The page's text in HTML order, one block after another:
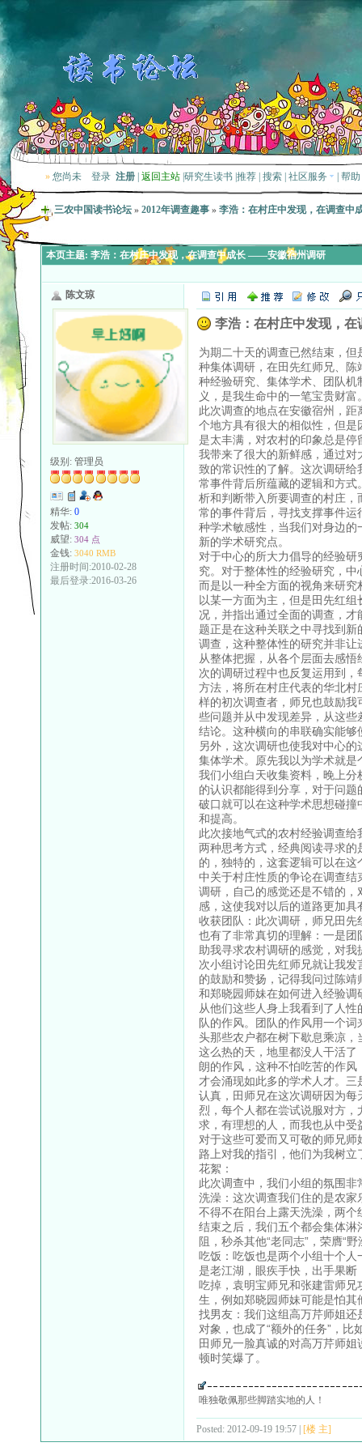
» 您尚未 登录 注册 返回主站 研究生读书 推荐 搜索 社区服务 帮助
三农中国读书论坛 » 2012年调查趣事 » 李浩：在村庄中发现，在调查
本页主题: 李浩：在村庄中发现，在调查中成长 ——安徽宿州调研
陈文琼
级别: 管理员
精华: 0
发帖: 304
威望: 304 点
金钱: 3040 RMB
注册时间:2010-02-28
最后登录:2016-03-26
李浩：在村庄中发现，
为期二十天的调查已然结束，
种集体调研，在田先红师兄、
种经验研究、集体学术、团队
义，是我生命中的一笔宝贵财富
此次调查的地点在安徽宿州，
个地方具有很大的相似性，但
是太丰满，对农村的印象总是
我带来了很大的新鲜感，通过
致的常识性的了解。这次调研
常事件背后所蕴藏的逻辑和方
析和判断带入所要调查的村庄
常的事件背后，寻找支撑事件
种学术敏感性，当我们对身边
新的学术研究点。
对于中心的所大力倡导的经验
究。对于整体性的经验研究，
而是以一种全方面的视角来研
以某一方面为主，但是田先红
况，并指出通过全面的调查，
题正是在这种关联之中寻找到
调查，这种整体性的研究并非
从整体把握，从各个层面去感
次的调研过程中也反复运用到
方法，将所在村庄代表的华北
样的初次调查者，师兄也鼓励
些问题并从中发现差异，从这
结论。这种横向的串联确实能
另外，这次调研也使我对中心
集体学术。原先我以为学术就
我们小组白天收集资料，晚上
的认识都能得到分享，对于问
破口就可以在这种学术思想碰
和提高。
此次接地气式的农村经验调查
两种思考方式，经典阅读寻求
的，独特的，这套逻辑可以在
中关于村庄性质的争论在调查
调研，自己的感觉还是不错的
感，这使我对以后的道路更加具
收获团队：此次调研，师兄田
也有了非常真切的理解：一是
助我寻求农村调研的感觉，对
次小组讨论田先红师兄就让我
的鼓励和赞扬，记得我问过陈
和郑晓园师妹在如何进入经验
从他们这些人身上我看到了人
队的作风。团队的作风用一个
头那些农户都在树下歇息乘凉，
这么热的天，地里都没人干活
朗的作风，这种不怕吃苦的作
才会涌现如此多的学术人才。
认真，田师兄在这次调研因为
烈，每个人都在尝试说服对方
求，有理想的人，而我也从中受
对于这些可爱而又可敬的师兄
路上对我的指引，他们为我树
花絮：
此次调查中，我们小组的氛围
洗澡：这次调查我们住的是农
不得不在阳台上露天洗澡，两
结束之后，我们五个都会集体
阻，秒杀其他“老同志”，荣膺“
吃饭：吃饭也是两个小组十个人
是老江湖，眼疾手快，出手果
吃掉，袁明宝师兄和张建雷师
生，例如郑晓园师妹可能是怕其
找男友：我们这组高万芹师姐
对象，也成了“额外的任务”，
田师兄一脸真诚的对高万芹师
顿时笑爆了。
唯独敬佩那些脚踏实地的人！
Posted: 2012-09-19 19:57 | [楼 主]